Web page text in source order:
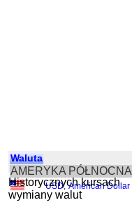
Waluta
AMERYKA PÓŁNOCNA
USD, American Dollar
Historycznych kursach
wymiany walut